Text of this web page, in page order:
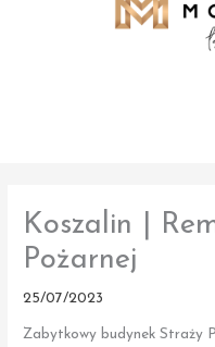
Koszalin |
Pożarnej
25/07/2023
Zabytkowy budynek Straży